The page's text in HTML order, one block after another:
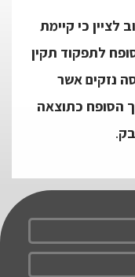
חשוב לציין כי קיימת
לתפקוד תקין
נזקים אשר
הסופח כתוצאה
.